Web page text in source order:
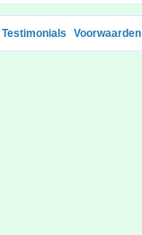
Testimonials Voorwaarden